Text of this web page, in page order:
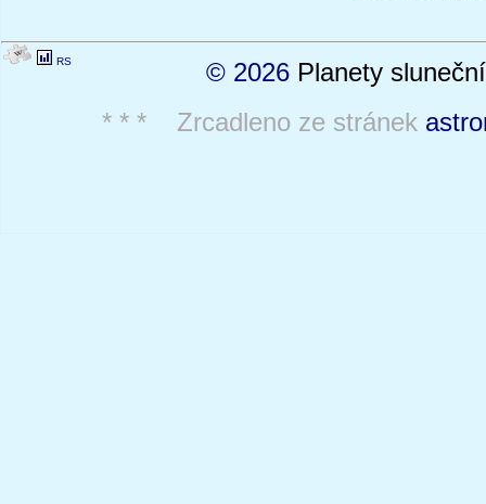
RS © 2026 Planety
* * * Zrcadleno ze stránek